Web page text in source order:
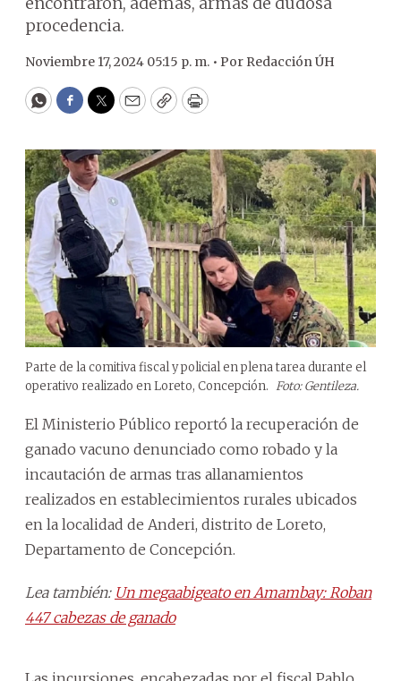
procedencia.
Noviembre 17, 2024 05:15 p. m. • Por Redacción ÚH
WhatsApp
Facebook
Twitter
EmailCopyPrint
Parte de la comitiva fiscal y policial en plena tarea durante el
operativo realizado en Loreto, Concepción. Foto: Gentileza.
El Ministerio Público reportó la recuperación de
ganado vacuno denunciado como robado y la
incautación de armas tras allanamientos
realizados en establecimientos rurales ubicados
en la localidad de Anderi, distrito de Loreto,
Departamento de Concepción.
Lea también: Un megaabigeato en Amambay: Roban
447 cabezas de ganado